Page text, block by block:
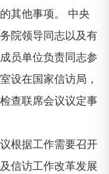
其他事项。 中央
院领导同志以及有
员单位负责同志参
设在国家信访局，
查联席会议议定事
根据工作需要召开
信访工作改革发展